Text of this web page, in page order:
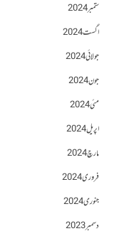
ستمبر 2024
اگست 2024
جولائی 2024
جون 2024
مئی 2024
اپریل 2024
مارچ 2024
فروری 2024
جنوری 2024
دسمبر 2023